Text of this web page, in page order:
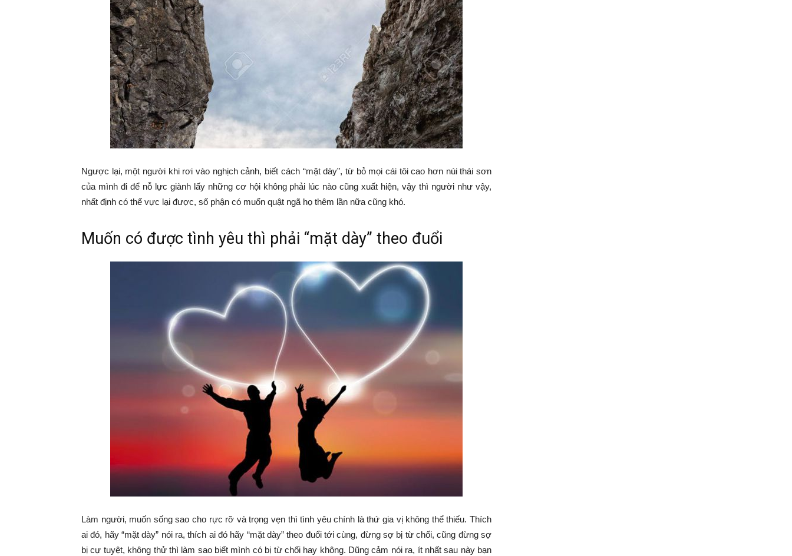
Ngược lại, một người khi rơi vào nghịch cảnh, biết cách “mặt dày”, từ bỏ mọi cái tôi cao hơn núi thái sơn
của mình đi để nỗ lực giành lấy những cơ hội không phải lúc nào cũng xuất hiện, vậy thì người như vậy,
nhất định có thể vực lại được, số phận có muốn quật ngã họ thêm lần nữa cũng khó.
Muốn có được tình yêu thì phải “mặt dày” theo đuổi
Làm người, muốn sống sao cho rực rỡ và trọng vẹn thì tình yêu chính là thứ gia vị không thể thiếu. Thích
ai đó, hãy “mặt dày” nói ra, thích ai đó hãy “mặt dày” theo đuổi tới cùng, đừng sợ bị từ chối, cũng đừng sợ
bị cự tuyệt, không thử thì làm sao biết mình có bị từ chối hay không. Dũng cảm nói ra, ít nhất sau này bạn